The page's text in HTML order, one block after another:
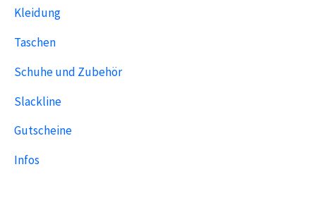
Kleidung
Taschen
Schuhe und Zubehör
Slackline
Gutscheine
Infos